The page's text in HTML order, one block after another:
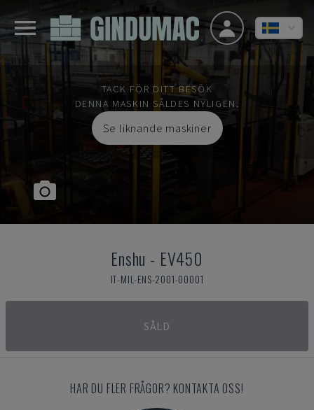
TACK FÖR DITT BESÖK
DENNA MASKIN SÅLDES NYLIGEN.
Se liknande maskiner
Enshu - EV450
IT-MIL-ENS-2001-00001
SÅLD
HAR DU FLER FRÅGOR? KONTAKTA OSS!